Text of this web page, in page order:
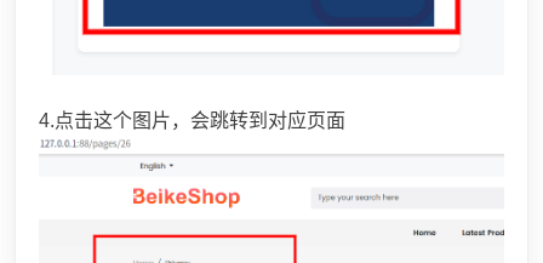
4.点击这个图片，会跳转到对应页面